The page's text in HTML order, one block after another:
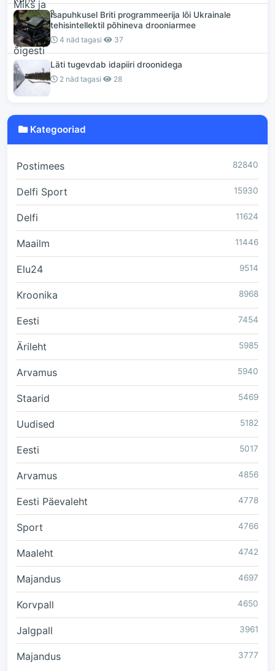
Isapuhkusel Briti programmeerija lõi Ukrainale
tehisintellektil põhineva drooniarmee
4 näd tagasi 37
Läti tugevdab idapiiri droonidega
2 näd tagasi 28
Kategooriad
Postimees 82840
Delfi Sport 15930
Delfi 11624
Maailm 11446
Elu24 9514
Kroonika 8968
Eesti 7454
Ärileht 5985
Arvamus 5940
Staarid 5469
Uudised 5182
Eesti 5017
Arvamus 4856
Eesti Päevaleht 4778
Sport 4766
Maaleht 4742
Majandus 4697
Korvpall 4650
Jalgpall 3961
Majandus 3777